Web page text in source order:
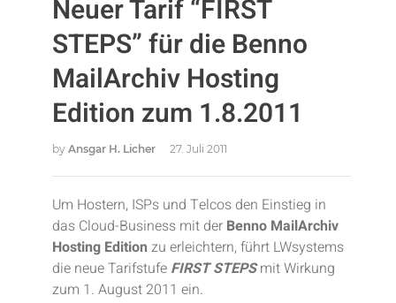
Neuer Tarif “FIRST
STEPS” für die Benno
MailArchiv Hosting
Edition zum 1.8.2011
by Ansgar H. Licher 27. Juli 2011
Um Hostern, ISPs und Telcos den Einstieg in
das Cloud-Business mit der Benno MailArchiv
Hosting Edition zu erleichtern, führt LWsystems
die neue Tarifstufe FIRST STEPSmit Wirkung
zum 1. August 2011 ein.